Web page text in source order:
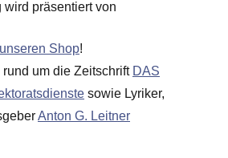
präsentiert von
Shop!
um die Zeitschrift DAS
sowie Lyriker,
Anton G. Leitner